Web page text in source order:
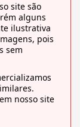
site são
alguns
ilustrativa
pois
sem
nosso site